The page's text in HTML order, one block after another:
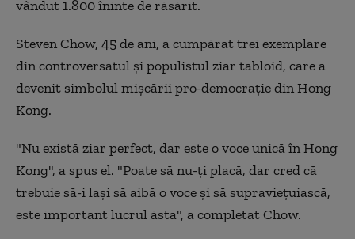
vândut 1.800 îninte de răsărit.
Steven Chow, 45 de ani, a cumpărat trei exemplare
din controversatul și populistul ziar tabloid, care a
devenit simbolul mișcării pro-democrație din Hong
Kong.
"Nu există ziar perfect, dar este o voce unică în Hong
Kong", a spus el. "Poate să nu-ți placă, dar cred că
trebuie să-i lași să aibă o voce și să supraviețuiască,
este important lucrul ăsta", a completat Chow.